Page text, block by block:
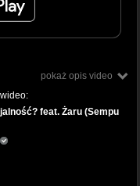
pokaż opis video
feat. Żaru (Sempu